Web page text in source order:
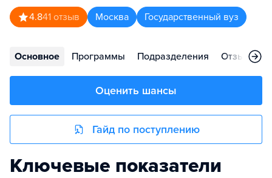
4.841 отзыв Москва Государственный вуз
Основное Программы Подразделения Отзывы
Оценить шансы
Гайд по поступлению
Ключевые показатели